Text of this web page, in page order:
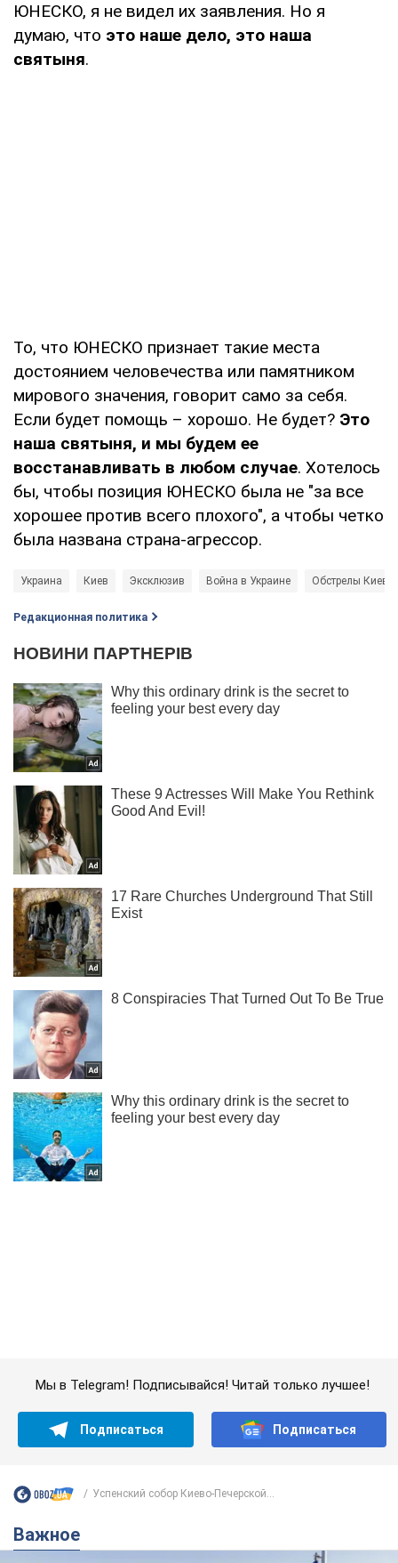
ЮНЕСКО, я не видел их заявления. Но я
думаю, что это наше дело, это наша
святыня.
То, что ЮНЕСКО признает такие места
достоянием человечества или памятником
мирового значения, говорит само за себя.
Если будет помощь – хорошо. Не будет? Это
наша святыня, и мы будем ее
восстанавливать в любом случае. Хотелось
бы, чтобы позиция ЮНЕСКО была не "за все
хорошее против всего плохого", а чтобы четко
была названа страна-агрессор.
Украина Киев Эксклюзив Война в Украине Обстрелы Киева
Редакционная политика